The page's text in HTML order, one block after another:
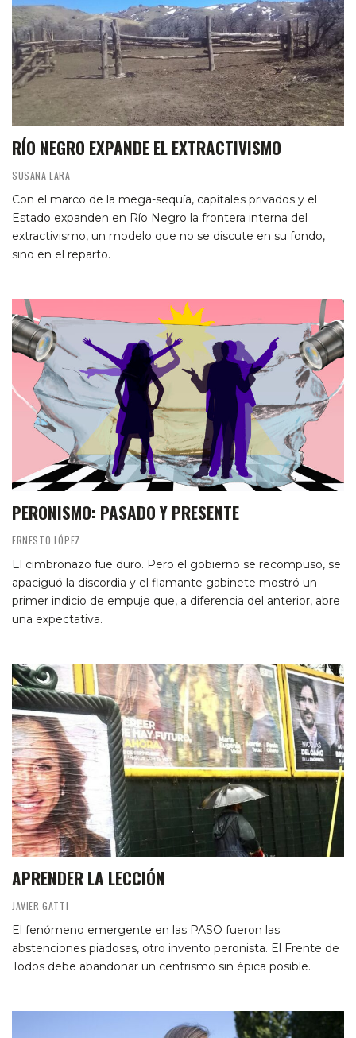
RÍO NEGRO EXPANDE EL EXTRACTIVISMO
SUSANA LARA
Con el marco de la mega-sequía, capitales privados y el
Estado expanden en Río Negro la frontera interna del
extractivismo, un modelo que no se discute en su fondo,
sino en el reparto.
PERONISMO: PASADO Y PRESENTE
ERNESTO LÓPEZ
El cimbronazo fue duro. Pero el gobierno se recompuso, se
apaciguó la discordia y el flamante gabinete mostró un
primer indicio de empuje que, a diferencia del anterior, abre
una expectativa.
APRENDER LA LECCIÓN
JAVIER GATTI
El fenómeno emergente en las PASO fueron las
abstenciones piadosas, otro invento peronista. El Frente de
Todos debe abandonar un centrismo sin épica posible.